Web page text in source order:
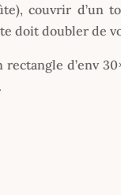
couvrir d’un
doit doubler de
d’env